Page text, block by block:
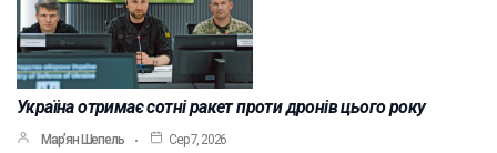
Україна отримає сотні ракет проти дронів цього року
Мар’ян Шепель Сер 7, 2026